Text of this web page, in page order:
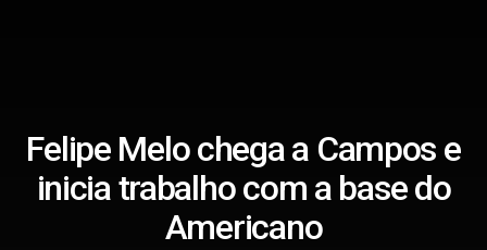
Felipe Melo chega a Campos e
inicia trabalho com a base do
Americano